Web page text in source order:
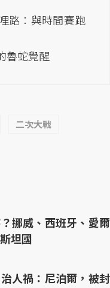
路：與時間賽跑
魯蛇覺醒
二次大戰
挪威、西班牙、愛爾
坦國
人禍：尼泊爾，被封